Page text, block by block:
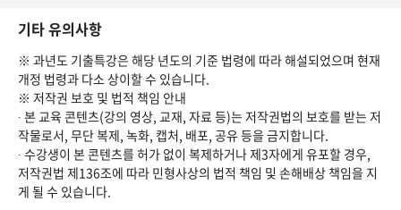
기타 유의사항
※ 과년도 기출특강은 해당 년도의 기준 법령에 따라 해설되었으며 현재
개정 법령과 다소 상이할 수 있습니다.
※ 저작권 보호 및 법적 책임 안내
∙ 본 교육 콘텐츠(강의 영상, 교재, 자료 등)는 저작권법의 보호를 받는 저
작물로서, 무단 복제, 녹화, 캡처, 배포, 공유 등을 금지합니다.
∙ 수강생이 본 콘텐츠를 허가 없이 복제하거나 제3자에게 유포할 경우,
저작권법 제136조에 따라 민형사상의 법적 책임 및 손해배상 책임을 지
게 될 수 있습니다.